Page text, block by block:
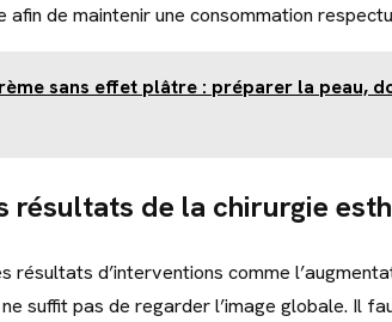
de maintenir une consommation
sans effet plâtre : préparer la peau,
résultats de la chirurgie
résultats d’interventions comme
suffit pas de regarder l’image globale. Il